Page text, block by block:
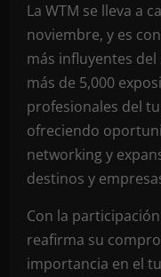
La WTM se lleva a
noviembre, y es
más influyentes
más de 5,000
profesionales del
ofreciendo
networking y
destinos y
Con la
reafirma su
importancia en el